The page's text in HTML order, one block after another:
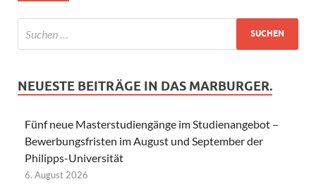
NEUESTE BEITRÄGE IN DAS MARBURGER.
Fünf neue Masterstudiengänge im Studienangebot –
Bewerbungsfristen im August und September der
Philipps-Universität
6. August 2026